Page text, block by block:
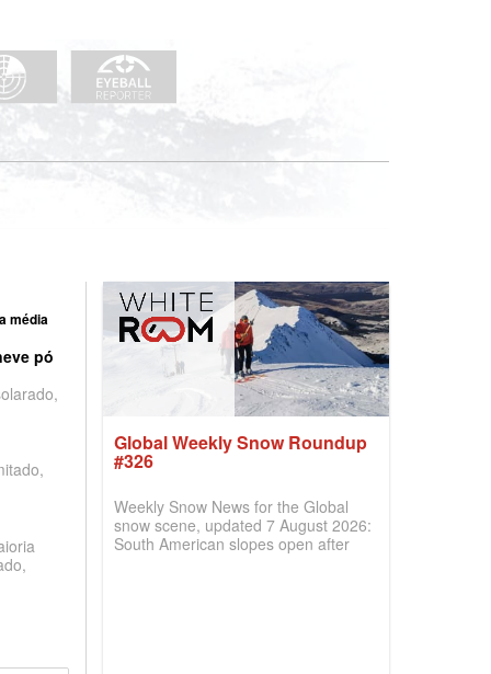
média
pó
Global Weekly Snow Roundup
#326
Weekly Snow News for the Global
snow scene, updated 7 August 2026:
South American slopes open after